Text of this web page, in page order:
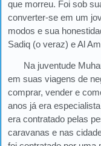
que morreu. Foi sob
converter-se em um
modos e sua
Sadiq (o veraz) e Al
Na juventude
em suas viagens de
comprar, vender e
anos já era
era contratado pelas
caravanas e nas